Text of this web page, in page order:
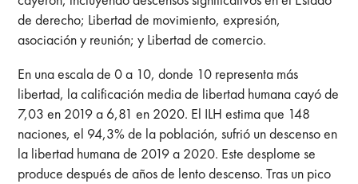
de derecho; Libertad de movimiento, expresión,
asociación y reunión; y Libertad de comercio.
En una escala de 0 a 10, donde 10 representa más
libertad, la calificación media de libertad humana cayó de
7,03 en 2019 a 6,81 en 2020. El ILH estima que 148
naciones, el 94,3% de la población, sufrió un descenso en
la libertad humana de 2019 a 2020. Este desplome se
produce después de años de lento descenso. Tras un pico